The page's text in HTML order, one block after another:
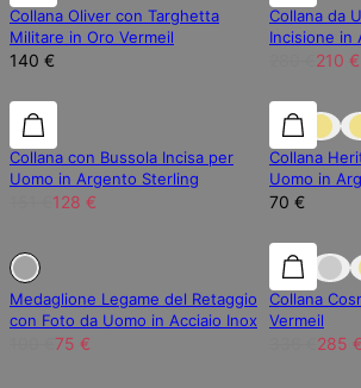
Collana Oliver con Targhetta
Militare in Oro Vermeil
140 €
Collana da
Incisione in
210 €
15% di sconto 15% di
Collana con Bussola Incisa per
Uomo in Argento Sterling
128 €
Collana
Uomo in
70 €
Esaurito Esaurito
Medaglione Legame del Retaggio
con Foto da Uomo in Acciaio Inox
75 €
15% di
Collana
Vermeil
285 €